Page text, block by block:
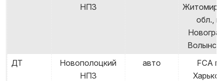
НПЗ
обл., г.
ДТ
Новополоцкий
НПЗ
авто
FCA г.